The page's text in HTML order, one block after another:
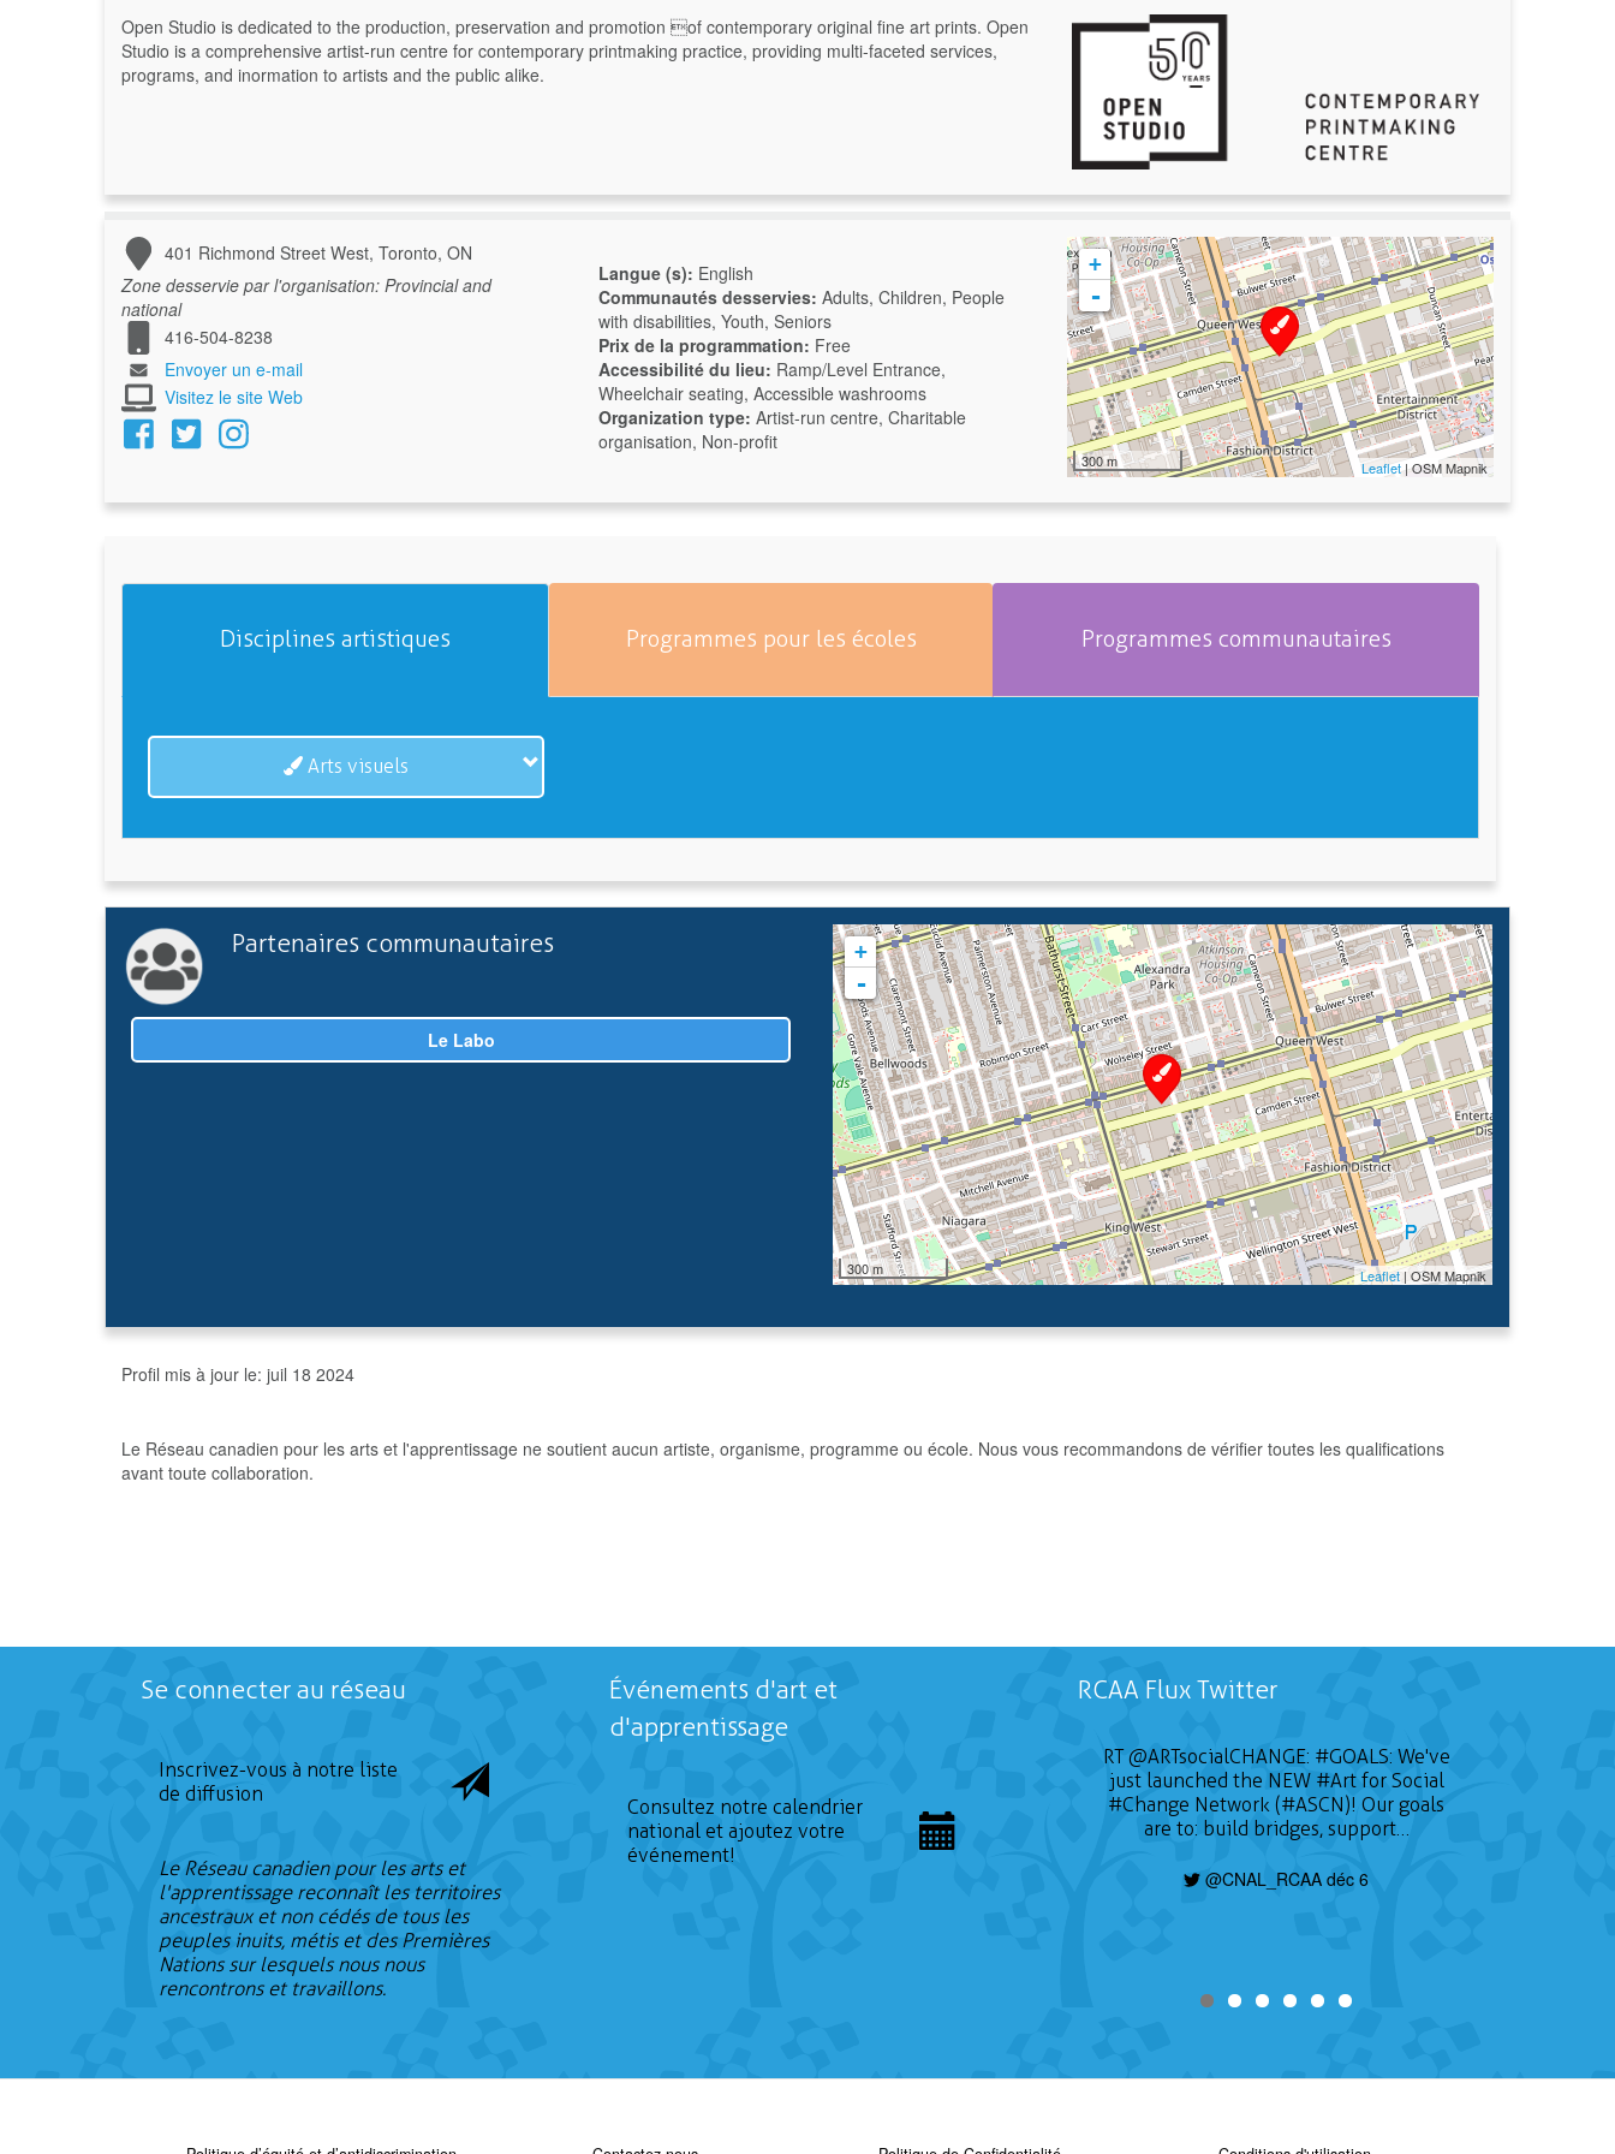
Open Studio is dedicated to the production, preservation and promotion of contemporary original fine art prints. Open
Studio is a comprehensive artist-run centre for contemporary printmaking practice, providing multi-faceted services,
programs, and inormation to artists and the public alike.
401 Richmond Street West, Toronto, ON
Zone desservie par l'organisation: Provincial and
national
416-504-8238
Envoyer un e-mail
Visitez le site Web
Langue (s): English
Communautés desservies: Adults, Children, People
with disabilities, Youth, Seniors
Prix de la programmation: Free
Accessibilité du lieu: Ramp/Level Entrance,
Wheelchair seating, Accessible washrooms
Organization type: Artist-run centre, Charitable
organisation, Non-profit
+
-
300 m Leaflet| OSM Mapnik
Disciplines artistiques Programmes pour les écoles Programmes communautaires
Arts visuels
Partenaires communautaires
Le Labo
+
-
300 m Leaflet| OSM Mapnik
Profil mis à jour le: juil 18 2024
Le Réseau canadien pour les arts et l'apprentissage ne soutient aucun artiste, organisme, programme ou école. Nous vous recommandons de vérifier toutes les qualifications
avant toute collaboration.
Se connecter au réseau
Inscrivez-vous à notre liste
de diffusion
Le Réseau canadien pour les arts et
l'apprentissage reconnaît les territoires
ancestraux et non cédés de tous les
peuples inuits, métis et des Premières
Nations sur lesquels nous nous
rencontrons et travaillons.
Événements d'art et
d'apprentissage
Consultez notre calendrier
national et ajoutez votre
événement!
RCAA Flux Twitter
RT@ARTsocialCHANGE: #GOALS: We've
just launched the NEW #Artfor Social
#Change Network (#ASCN)! Our goals
are to: build bridges, support…
@CNAL_RCAA déc 6